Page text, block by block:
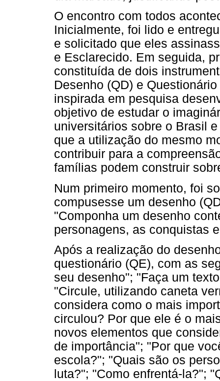
O encontro com todos
Inicialmente, foi lido e
e solicitado que eles
e Esclarecido. Em seguida,
constituída de dois
Desenho (QD) e
inspirada em pesquisa
objetivo de estudar o
universitários sobre o Brasil
que a utilização do mesmo
contribuir para a
famílias podem construir
Num primeiro momento, foi
compusesse um desenho
"Componha um desenho
personagens, as conquistas
Após a realização do
questionário (QE), com as
seu desenho"; "Faça um
"Circule, utilizando caneta
considera como o mais
circulou? Por que ele é o
novos elementos que
de importância"; "Por que
escola?"; "Quais são os
luta?"; "Como enfrentá-la?";